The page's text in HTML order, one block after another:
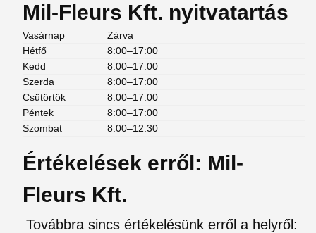
Mil-Fleurs Kft. nyitvatartás
Vasárnap
Zárva
Hétfő
8:00–17:00
Kedd
8:00–17:00
Szerda
8:00–17:00
Csütörtök
8:00–17:00
Péntek
8:00–17:00
Szombat
8:00–12:30
Értékelések erről: Mil-
Fleurs Kft.
Továbbra sincs értékelésünk erről a helyről: